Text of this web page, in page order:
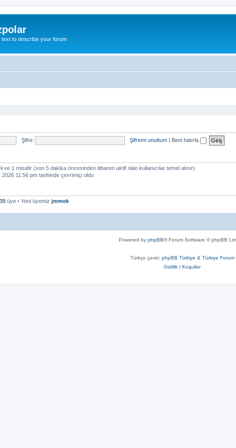
text to describe your forum
Şifre: Şifremi unuttum | Beni hatırla
ve 1 misafir (son 5 dakika öncesinden itibaren aktif olan kullanıcılar temel alınır)
11:56 pm tarihinde çevrimiçi oldu
39 üye • Yeni üyemiz jmmek
Powered by phpBB® Forum Software © phpBB
Türkçe çeviri: phpBB Türkiye & Türkiye Forum
Gizlilik | Koşullar